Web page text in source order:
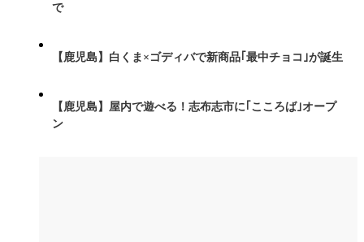
で
【鹿児島】白くま×ゴディバで新商品｢最中チョコ｣が誕生
【鹿児島】屋内で遊べる！志布志市に｢こころば｣オープ
ン